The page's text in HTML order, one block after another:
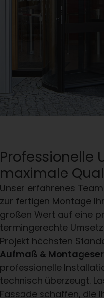
Professionelle
maximale
Unser erfahrenes
zur fertigen Montage
großen Wert auf eine
termingerechte
Projekt höchsten
Aufmaß &
professionelle
technisch überzeugt.
Fassade schaffen, die